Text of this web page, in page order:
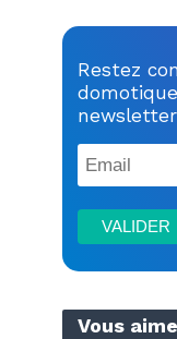
Restez
newsletter
Vous